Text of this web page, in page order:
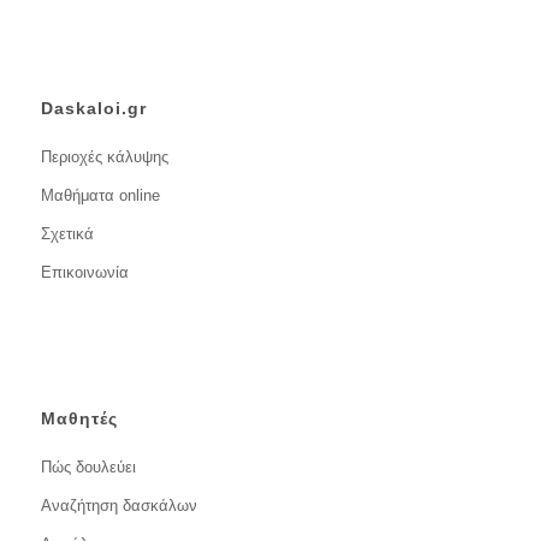
Daskaloi.gr
Περιοχές κάλυψης
Μαθήματα online
Σχετικά
Επικοινωνία
Μαθητές
Πώς δουλεύει
Αναζήτηση δασκάλων